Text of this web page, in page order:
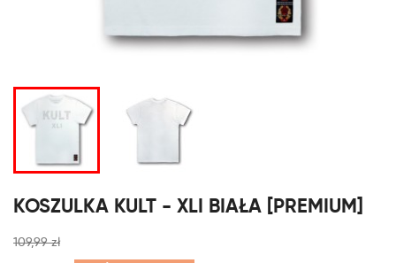
KOSZULKA KULT - XLI BIAŁA [PREMIUM]
109,99 zł